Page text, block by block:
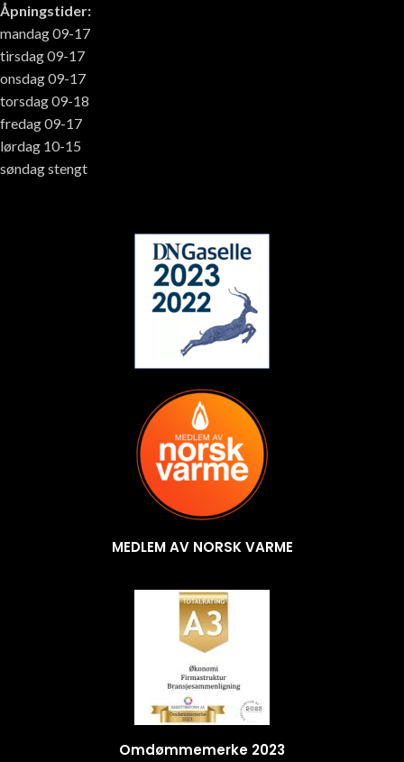
Åpningstider:
mandag 09-17
tirsdag 09-17
onsdag 09-17
torsdag 09-18
fredag 09-17
lørdag 10-15
søndag stengt
MEDLEM AV NORSK VARME
Omdømmemerke 2023